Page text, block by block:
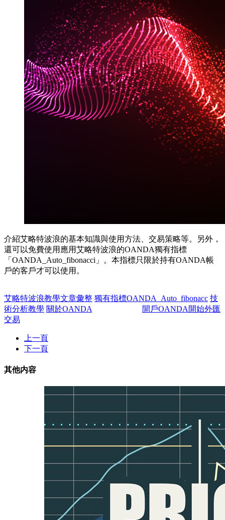
介紹艾略特波浪的基本知識與使用方法、交易策略等。另外，
還可以免費使用應用艾略特波浪的OANDA獨有指標
「OANDA_Auto_fibonacci」。本指標只限於持有OANDA帳
戶的客戶才可以使用。
艾略特波浪教學文章彙整 獨有指標OANDA_Auto_fibonacc 技
術分析教學 關於OANDA
開戶OANDA開始外匯
交易
上一頁
下一頁
其他内容